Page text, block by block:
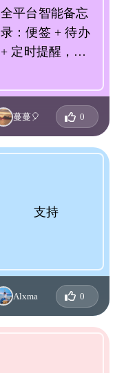
全平台智能备忘
录：便签 + 待办
+ 定时提醒，老
得放心
蔓蔓🎈 0
支持
Alxma 0